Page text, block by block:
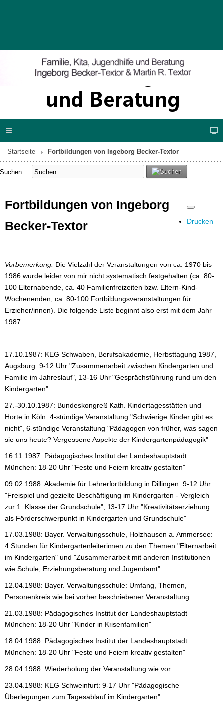
Startseite Fortbildungen von Ingeborg Becker-Textor
Suchen ...
Drucken
Fortbildungen von Ingeborg
Becker-Textor
Vorbemerkung: Die Vielzahl der Veranstaltungen von ca. 1970 bis
1986 wurde leider von mir nicht systematisch festgehalten (ca. 80-
100 Elternabende, ca. 40 Familienfreizeiten bzw. Eltern-Kind-
Wochenenden, ca. 80-100 Fortbildungsveranstaltungen für
Erzieher/innen). Die folgende Liste beginnt also erst mit dem Jahr
1987.
17.10.1987: KEG Schwaben, Berufsakademie, Herbsttagung 1987,
Augsburg: 9-12 Uhr "Zusammenarbeit zwischen Kindergarten und
Familie im Jahreslauf", 13-16 Uhr "Gesprächsführung rund um den
Kindergarten"
27.-30.10.1987: Bundeskongreß Kath. Kindertagesstätten und
Horte in Köln: 4-stündige Veranstaltung "Schwierige Kinder gibt es
nicht", 6-stündige Veranstaltung "Pädagogen von früher, was sagen
sie uns heute? Vergessene Aspekte der Kindergartenpädagogik"
16.11.1987: Pädagogisches Institut der Landeshauptstadt
München: 18-20 Uhr "Feste und Feiern kreativ gestalten"
09.02.1988: Akademie für Lehrerfortbildung in Dillingen: 9-12 Uhr
"Freispiel und gezielte Beschäftigung im Kindergarten - Vergleich
zur 1. Klasse der Grundschule", 13-17 Uhr "Kreativitätserziehung
als Förderschwerpunkt in Kindergarten und Grundschule"
17.03.1988: Bayer. Verwaltungsschule, Holzhausen a. Ammersee:
4 Stunden für Kindergartenleiterinnen zu den Themen "Elternarbeit
im Kindergarten" und "Zusammenarbeit mit anderen Institutionen
wie Schule, Erziehungsberatung und Jugendamt"
12.04.1988: Bayer. Verwaltungsschule: Umfang, Themen,
Personenkreis wie bei vorher beschriebener Veranstaltung
21.03.1988: Pädagogisches Institut der Landeshauptstadt
München: 18-20 Uhr "Kinder in Krisenfamilien"
18.04.1988: Pädagogisches Institut der Landeshauptstadt
München: 18-20 Uhr "Feste und Feiern kreativ gestalten"
28.04.1988: Wiederholung der Veranstaltung wie vor
23.04.1988: KEG Schweinfurt: 9-17 Uhr "Pädagogische
Überlegungen zum Tagesablauf im Kindergarten"